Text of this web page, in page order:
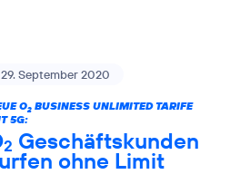
29. September 2020
O2BUSINESS UNLIMITED TARIFE
5G:
2 Geschäftskunden
ohne Limit